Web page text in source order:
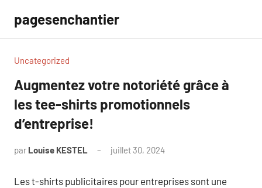
contenu
pagesenchantier
Uncategorized
Augmentez votre notoriété grâce à
les tee-shirts promotionnels
d’entreprise!
par Louise KESTEL juillet 30, 2024
Les t-shirts publicitaires pour entreprises sont une